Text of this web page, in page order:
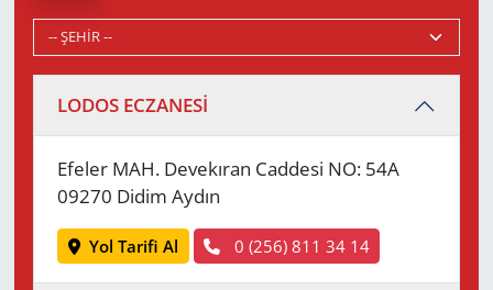
LODOS ECZANESİ
Efeler MAH. Devekıran Caddesi NO: 54A
09270 Didim Aydın
Yol Tarifi Al 0 (256) 811 34 14